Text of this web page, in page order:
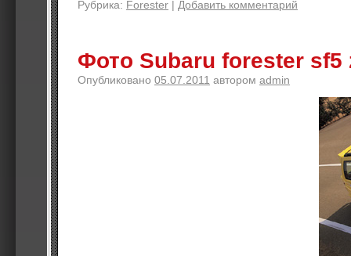
Рубрика: Forester | Добавить комментарий
Фото Subaru forester sf5
Опубликовано 05.07.2011 автором admin